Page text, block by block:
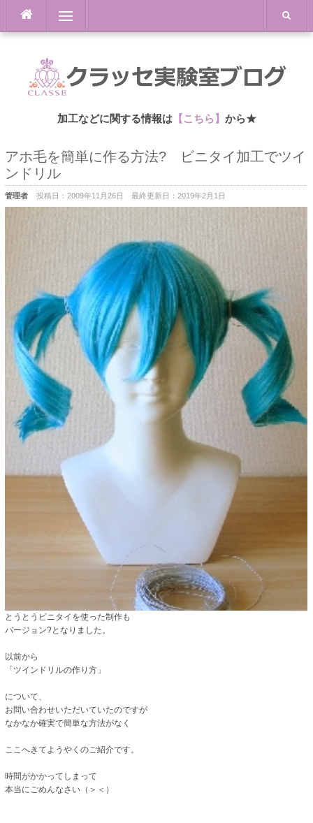
content
Menu
加工などに関する情報は【こちら】 から★
アホ毛を簡単に作る方法? ビニタイ加工でツイ
ンドリル
管理者 投稿日： 2009年11月26日 最終更新日： 2019年2月1日
とうとうビニタイを使った制作も
バージョン?となりました。
以前から
「ツインドリルの作り方」
について、
お問い合わせいただいていたのですが
なかなか確実で簡単な方法がなく
ここへきてようやくのご紹介です。
時間がかかってしまって
本当にごめんなさい（＞＜）